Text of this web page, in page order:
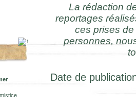
La rédaction
reportages
ces prises
personnes,
Date de